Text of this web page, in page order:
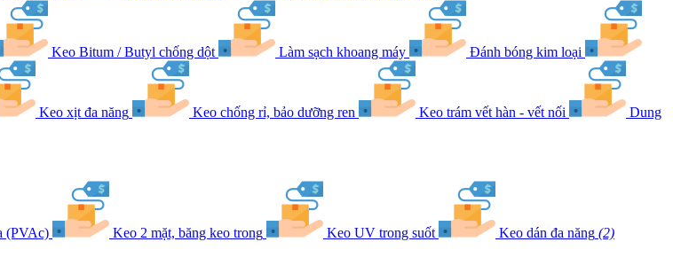
Keo Bitum / Butyl chống dột Làm sạch khoang máy Đánh bóng kim loại
Keo xịt đa năng Keo chống rỉ, bảo dưỡng ren Keo trám vết hàn - vết nối Dung
(PVAc) Keo 2 mặt, băng keo trong Keo UV trong suốt Keo dán đa năng (2)